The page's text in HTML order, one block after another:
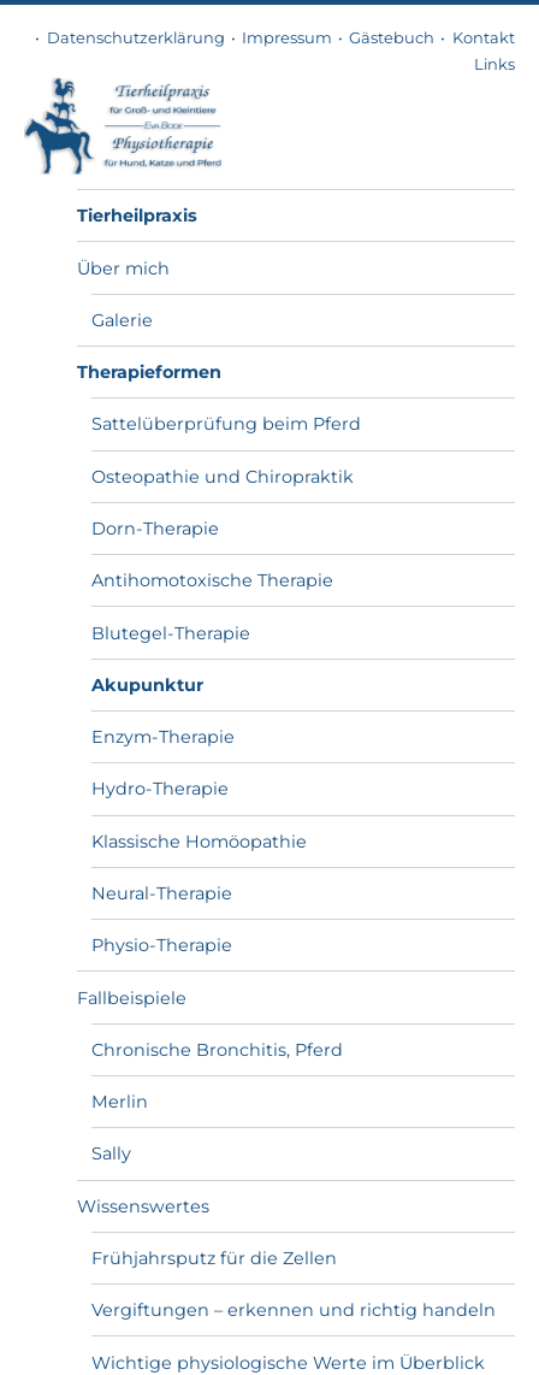
Kontakt
Gästebuch
Impressum
Datenschutzerklärung
Links
Tierheilpraxis
Tierheilpraxis
Über mich
Galerie
Therapieformen
Sattelüberprüfung beim Pferd
Osteopathie und Chiropraktik
Dorn-Therapie
Antihomotoxische Therapie
Blutegel-Therapie
Akupunktur
Enzym-Therapie
Hydro-Therapie
Klassische Homöopathie
Neural-Therapie
Physio-Therapie
Fallbeispiele
Chronische Bronchitis, Pferd
Merlin
Sally
Wissenswertes
Frühjahrsputz für die Zellen
Vergiftungen – erkennen und richtig handeln
Wichtige physiologische Werte im Überblick